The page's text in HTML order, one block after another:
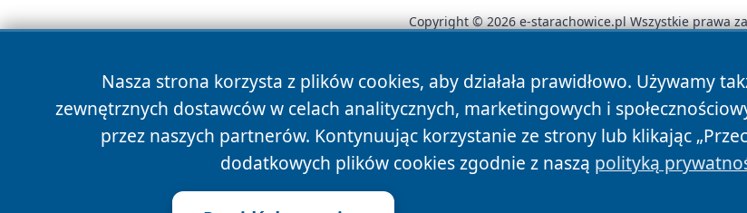
Nasza strona korzysta z plików cookies, aby działała prawidłowo. Używamy
zewnętrznych dostawców w celach analitycznych, marketingowych i
przez naszych partnerów. Kontynuując korzystanie ze strony lub klikając
dodatkowych plików cookies zgodnie z naszą polityką
Copyright © 2026 e-starachowice.pl Wszystkie prawa
News Autorzy Polityka Prywatności